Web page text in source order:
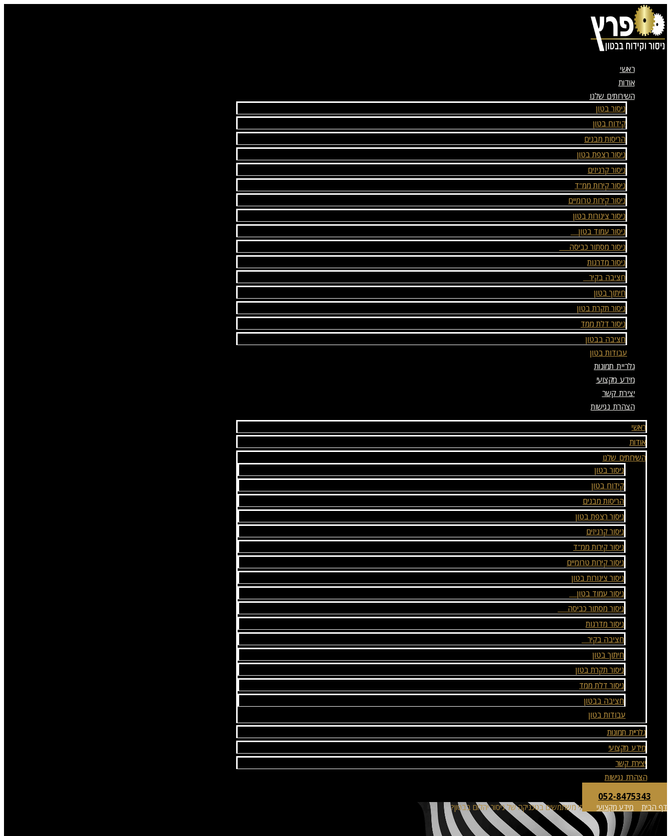
לתוכן
ראשי
אודות
השירותים שלנו
ניסור בטון
קידוח בטון
הריסות מבנים
ניסור רצפת בטון
ניסור קרניזים
ניסור קירות ממ"ד
ניסור קירות טרומיים
ניסור צינורות בטון
ניסור עמוד בטון
ניסור מסתור כביסה
ניסור מדרגות
חציבה בקיר
חיתוך בטון
ניסור תקרת בטון
ניסור דלת ממד
חציבה בבטון
עבודות בטון
גלריית תמונות
מידע מקצועי
יצירת קשר
הצהרת נגישות
ראשי
אודות
השירותים שלנו
ניסור בטון
קידוח בטון
הריסות מבנים
ניסור רצפת בטון
ניסור קרניזים
ניסור קירות ממ"ד
ניסור קירות טרומיים
ניסור צינורות בטון
ניסור עמוד בטון
ניסור מסתור כביסה
ניסור מדרגות
חציבה בקיר
חיתוך בטון
ניסור תקרת בטון
ניסור דלת ממד
חציבה בבטון
עבודות בטון
גלריית תמונות
מידע מקצועי
יצירת קשר
הצהרת נגישות
052-8475343
דף הבית מידע מקצועי מתי משתמשים בטכניקה של ניסור יהלום בבטון?